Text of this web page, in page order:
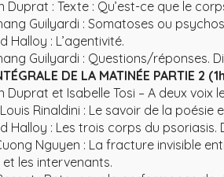
Duprat : Texte : Qu’est-ce que le
Guilyardi : Somatoses ou
Halloy : L’agentivité.
Guilyardi : Questions/réponses.
DE LA MATINÉE PARTIE 2
Duprat et Isabelle Tosi – A deux voix
Rinaldini : Le savoir de la poésie
Halloy : Les trois corps du
Nguyen : La fracture invisible
et les intervenants.